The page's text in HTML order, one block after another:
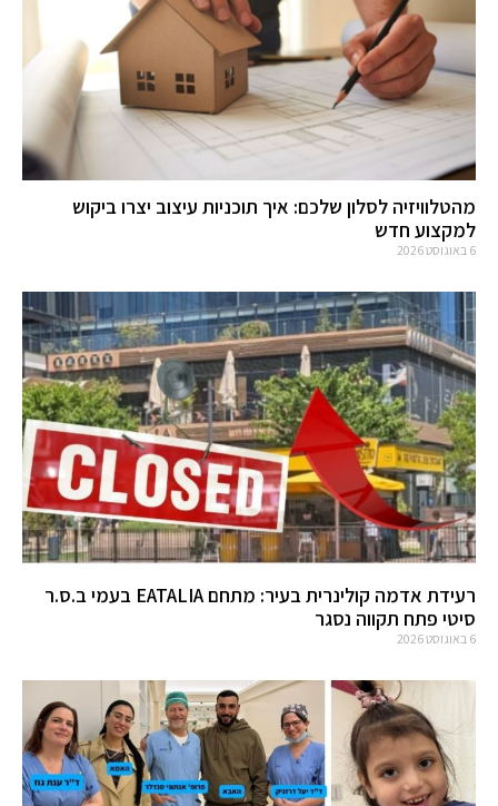
מהטלוויזיה לסלון שלכם: איך תוכניות עיצוב יצרו ביקוש
למקצוע חדש
6 באוגוסט 2026
רעידת אדמה קולינרית בעיר: מתחם EATALIA בעמי ב.ס.ר
סיטי פתח תקווה נסגר
6 באוגוסט 2026